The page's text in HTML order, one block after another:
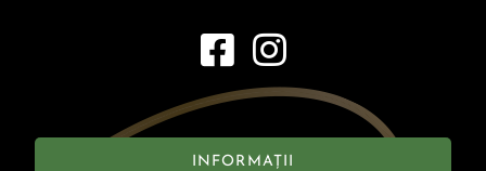
INFORMAȚII